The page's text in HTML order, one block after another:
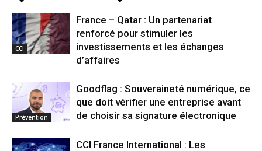
CCI
France – Qatar : Un partenariat
renforcé pour stimuler les
investissements et les échanges
d’affaires
Prévention
Goodflag : Souveraineté numérique, ce
que doit vérifier une entreprise avant
de choisir sa signature électronique
CCI France International : Les